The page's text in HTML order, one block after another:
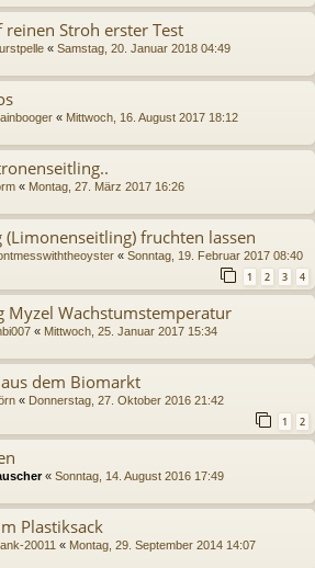
Stroh erster Test
« Samstag, 20. Januar 2018 04:49
« Mittwoch, 16. August 2017 18:12
« Montag, 27. März 2017 16:26
fruchten lassen
« Sonntag, 19. Februar 2017 08:40
1 2 3 4
Myzel Wachstumstemperatur
« Mittwoch, 25. Januar 2017 15:34
dem Biomarkt
« Donnerstag, 27. Oktober 2016 21:42
1 2
« Sonntag, 14. August 2016 17:49
Plastiksack
20011 « Montag, 29. September 2014 14:07